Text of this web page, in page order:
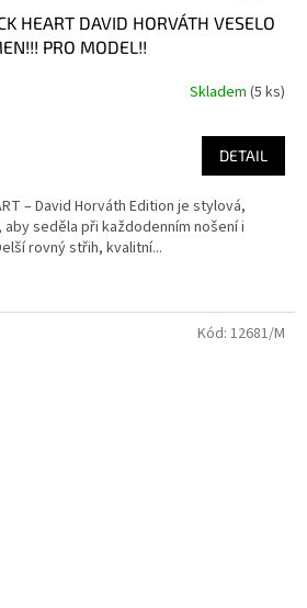
HEART DAVID HORVÁTH VESELO
PRO MODEL!!
Skladem (5 ks)
DETAIL
– David Horváth Edition je stylová,
seděla při každodenním nošení i
rovný střih, kvalitní...
Kód: 12681/M